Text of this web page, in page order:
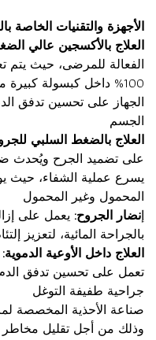
الأجهزة والتقنيات الخاصة
العلاج بالأكسجين عالي
الفعالة للمرضى، حيث يتم
100% داخل كبسولة
الجهاز على تحسين تدفق
الجسم
العلاج بالضغط السلبي
على تضميد الجرح ويُحدث
يسرع عملية الشفاء، حيث
المحمول وغير المحمول
إنضار الجروح: يعمل على
بالجراحة المائية، لتعزيز
العلاج داخل الأوعية الدموية:
تعمل على تحسين تدفق
جراحية طفيفة التوغل
صناعة الأحذية المخصصة
وذلك من أجل تقليل مخاطر